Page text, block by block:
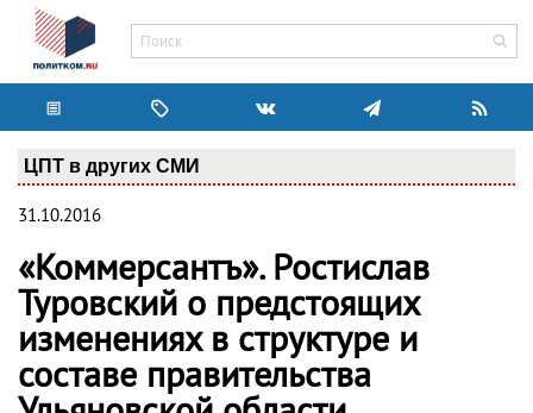
ЦПТ в других СМИ
31.10.2016
«Коммерсантъ». Ростислав
Туровский о предстоящих
изменениях в структуре и
составе правительства